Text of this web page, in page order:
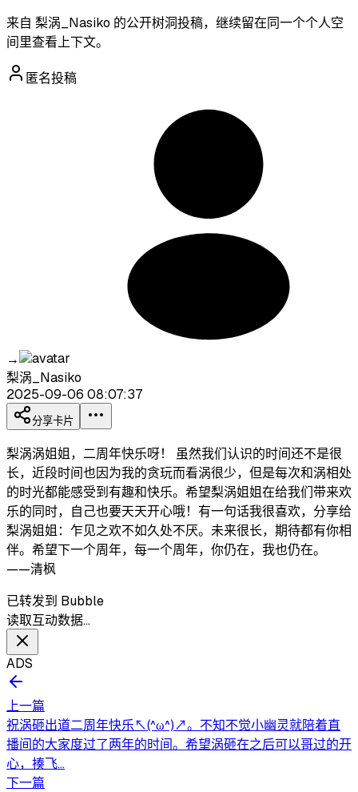
来自 梨涡_Nasiko 的公开树洞投稿，继续留在同一个个人空
间里查看上下文。
匿名投稿
→
梨涡_Nasiko
2025-09-06 08:07:37
分享卡片
梨涡涡姐姐，二周年快乐呀！ 虽然我们认识的时间还不是很
长，近段时间也因为我的贪玩而看涡很少，但是每次和涡相处
的时光都能感受到有趣和快乐。希望梨涡姐姐在给我们带来欢
乐的同时，自己也要天天开心哦！有一句话我很喜欢，分享给
梨涡姐姐：乍见之欢不如久处不厌。未来很长，期待都有你相
伴。希望下一个周年，每一个周年，你仍在，我也仍在。
——清枫
已转发到 Bubble
读取互动数据…
ADS
上一篇
祝涡砸出道二周年快乐↖(^ω^)↗。不知不觉小幽灵就陪着直
播间的大家度过了两年的时间。希望涡砸在之后可以哥过的开
心，揍飞...
下一篇